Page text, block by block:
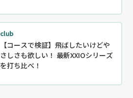
club
【コースで検証】飛ばしたいけどや
さしさも欲しい！ 最新XXIOシリーズ
を打ち比べ！